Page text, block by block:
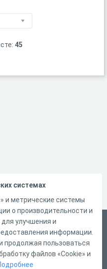
45
системах
и метрические системы
о производительности и
улучшения и
информации.
продолжая пользоваться
файлов «Cookie» и